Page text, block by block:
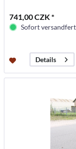
741,00 CZK *
Sofort
Details